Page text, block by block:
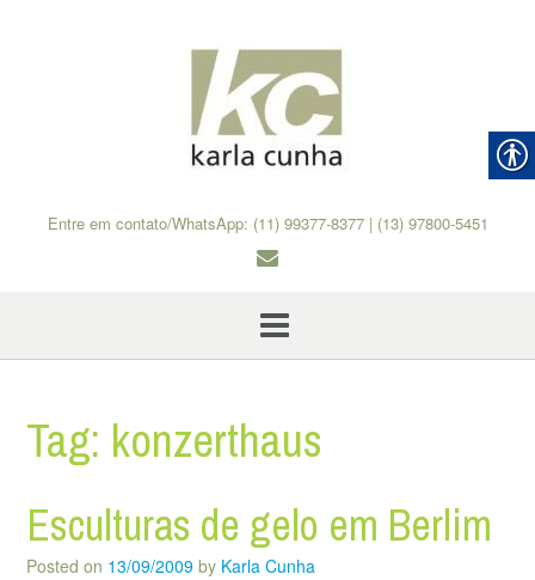
Entre em contato/WhatsApp: (11) 99377-8377 | (13) 97800-5451
Tag: konzerthaus
Esculturas de gelo em Berlim
Posted on 13/09/2009 by Karla Cunha